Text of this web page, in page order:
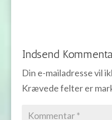
Indsend
Din e-mailadresse vil
Krævede felter er